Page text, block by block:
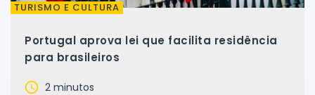
TURISMO E CULTURA
Portugal aprova lei que facilita residência
para brasileiros
2 minutos